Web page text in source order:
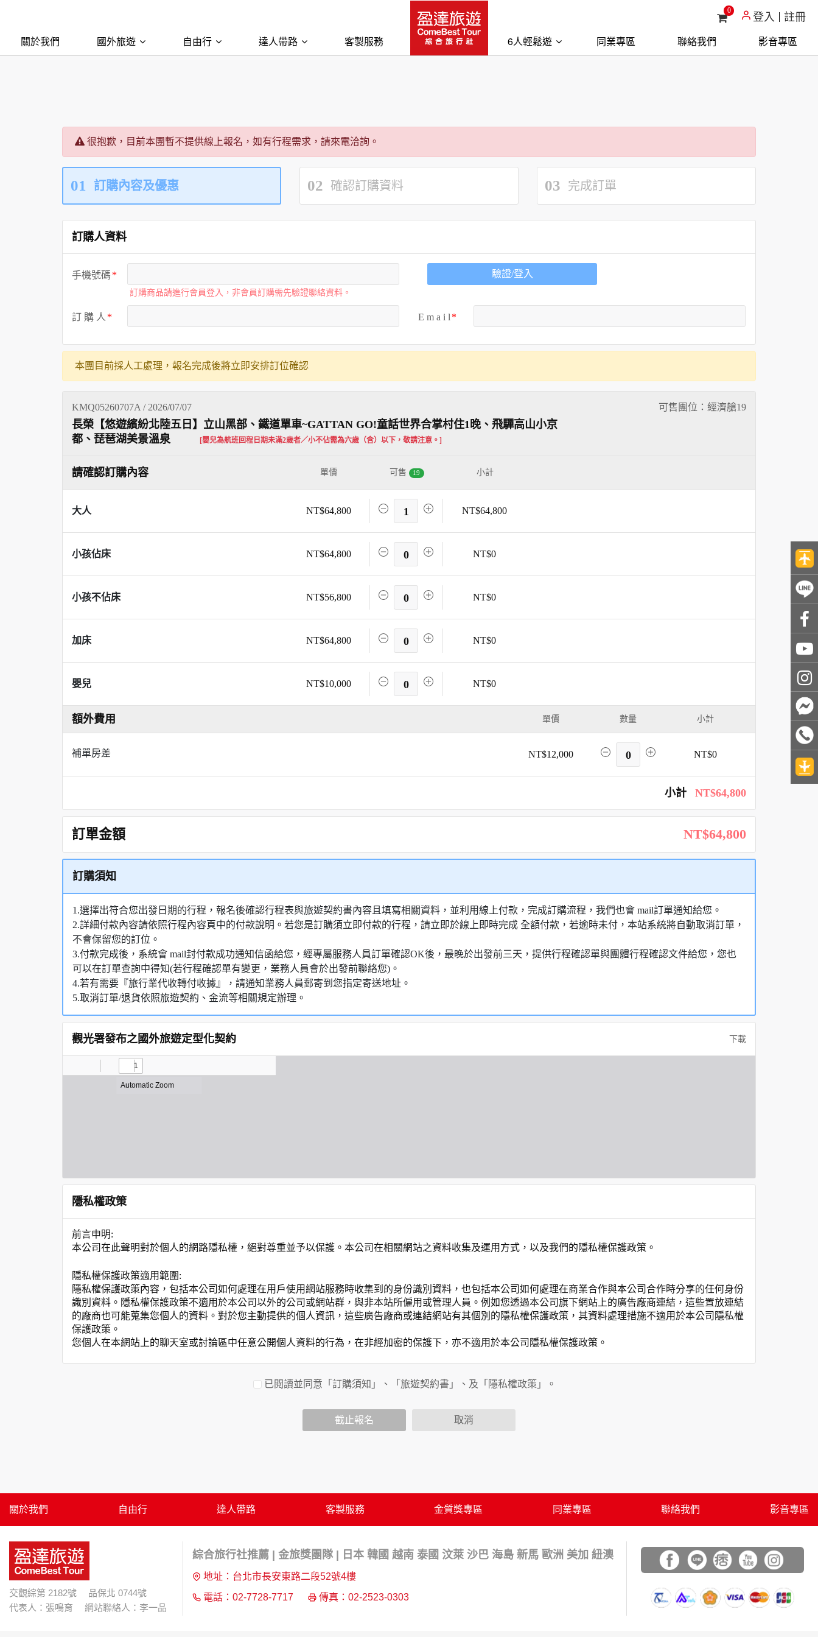
關於我們 國外旅遊 自由行 達人帶路 客製服務 6人輕鬆遊 同業專區 聯絡我們 影音專區
0
登入 註冊
很抱歉，目前本團暫不提供線上報名，如有行程需求，請來電洽詢。
01 訂購內容及優惠 02 確認訂購資料 03 完成訂單
訂購人資料
手機號碼
訂購商品請進行會員登入，非會員訂購需先驗證聯絡資料。
驗證/登入
訂 購 人 E m a i l
本團目前採人工處理，報名完成後將立即安排訂位確認
KMQ05260707A / 2026/07/07 可售團位：經濟艙19
長榮【悠遊繽紛北陸五日】立山黑部、鐵道單車~GATTAN GO!童話世界合掌村住1晚、飛驒高山小京
都、琵琶湖美景溫泉
[嬰兒為航班回程日期未滿2歲者／小不佔需為六歲（含）以下，敬請注意。]
請確認訂購內容 單價 可售 19 小計
大人 NT$64,800 1 NT$64,800
小孩佔床 NT$64,800 0 NT$0
小孩不佔床 NT$56,800 0 NT$0
加床 NT$64,800 0 NT$0
嬰兒 NT$10,000 0 NT$0
額外費用 單價 數量 小計
補單房差 NT$12,000 0 NT$0
小計 NT$64,800
訂單金額 NT$64,800
訂購須知
1.選擇出符合您出發日期的行程，報名後確認行程表與旅遊契約書內容且填寫相關資料，並利用線上付款，完成訂購流程，我們也會 mail訂單通知給您。
2.詳細付款內容請依照行程內容頁中的付款說明。若您是訂購須立即付款的行程，請立即於線上即時完成 全額付款，若逾時未付，本站系統將自動取消訂單，
不會保留您的訂位。
3.付款完成後，系統會 mail封付款成功通知信函給您，經專屬服務人員訂單確認OK後，最晚於出發前三天，提供行程確認單與團體行程確認文件給您，您也
可以在訂單查詢中得知(若行程確認單有變更，業務人員會於出發前聯絡您)。
4.若有需要『旅行業代收轉付收據』，請通知業務人員郵寄到您指定寄送地址。
5.取消訂單/退貨依照旅遊契約、金流等相關規定辦理。
觀光署發布之國外旅遊定型化契約 下載
隱私權政策
前言申明:
本公司在此聲明對於個人的網路隱私權，絕對尊重並予以保護。本公司在相關網站之資料收集及運用方式，以及我們的隱私權保護政策。
隱私權保護政策適用範圍:
隱私權保護政策內容，包括本公司如何處理在用戶使用網站服務時收集到的身份識別資料，也包括本公司如何處理在商業合作與本公司合作時分享的任何身份
識別資料。隱私權保護政策不適用於本公司以外的公司或網站群，與非本站所僱用或管理人員。例如您透過本公司旗下網站上的廣告廠商連結，這些置放連結
的廠商也可能蒐集您個人的資料。對於您主動提供的個人資訊，這些廣告廠商或連結網站有其個別的隱私權保護政策，其資料處理措施不適用於本公司隱私權
保護政策。
您個人在本網站上的聊天室或討論區中任意公開個人資料的行為，在非經加密的保護下，亦不適用於本公司隱私權保護政策。
為了在本網站提供您最佳的互動性服務，可能會請您提供相關個人的資料，其範圍如下：
於一般瀏覽時，伺服器會自行記錄相關行徑，包括您使用連線設備的 IP 位址、使用時間、使用的瀏覽器、瀏覽及點選資料記錄等，做為我們增進網站服務的
當客戶在本網站註冊時，我們會取得您的姓名、電話、住址、身份證字號、電子郵件、出生日期、性別、行業等相關資料，當您註冊成功，並登入使用我們的
服務後，我們即取得您的資料。註冊時，本網站取得您的姓名、電話、住址、身份證字號、電子郵件、出生日期、性別、行業等相關資料，當您註冊成功，並
錄等。本網站會對個別連線者的瀏覽器予以標示，歸納使用者瀏覽器在本網站內部所瀏覽的網頁，除非您願意告知您的個人資料，否則本網站不會也無法將此
項記錄和您對應。請您注意，在本網站網刊登廣告之廠商，或與連結本網站，也可能蒐集您個人的資料。對於您主動提供的個人資訊，這些廣告廠商、或連結
網站有其個別的私權保護政策，其資料處理措施不適用本網站隱私權保護政策，本公司不負任何連帶責任。
郵件上提供您能隨時停止接收這些資料或電子郵件的方法及說明。
已閱讀並同意「訂購須知」、「旅遊契約書」、及「隱私權政策」。
截止報名 取消
關於我們 自由行 達人帶路 客製服務 金質獎專區 同業專區 聯絡我們 影音專區
交觀綜第 2182號 品保北 0744號
代表人：張鳴育 網站聯絡人：李一品
綜合旅行社推薦 | 金旅獎團隊 | 日本 韓國 越南 泰國 汶萊 沙巴 海島 新馬 歐洲 美加 紐澳
地址：台北市長安東路二段52號4樓
電話：02-7728-7717
傳真：02-2523-0303